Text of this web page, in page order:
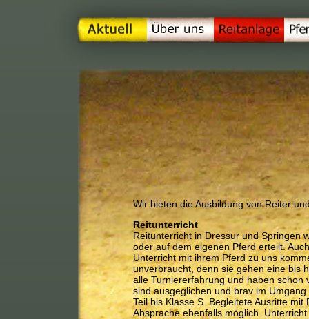
Wir bieten die Ausbildung von Reiter
Reitunterricht
Reitunterricht in Dressur und Springen
oder auf dem eigenen Pferd erteilt.
Unterricht mit ihrem Pferd zu uns
unverbraucht, denn sie gehen eine bis
alle Turniererfahrung und haben schon
sind ausgeglichen und brav im
Teil bis Klasse S. Begleitete Ausritte
Absprache ebenfalls möglich.